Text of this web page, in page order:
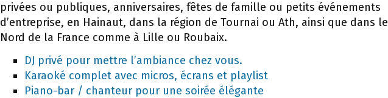
privées ou publiques, anniversaires, fêtes de famille ou petits événements
d’entreprise, en Hainaut, dans la région de Tournai ou Ath, ainsi que dans le
Nord de la France comme à Lille ou Roubaix.
DJ privé pour mettre l’ambiance chez vous.
Karaoké complet avec micros, écrans et playlist
Piano-bar / chanteur pour une soirée élégante